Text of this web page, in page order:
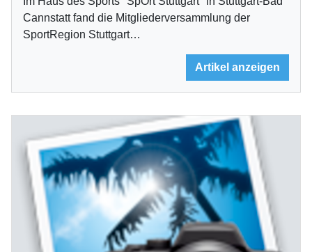
Cannstatt fand die Mitgliederversammlung der
SportRegion Stuttgart…
Artikel anzeigen